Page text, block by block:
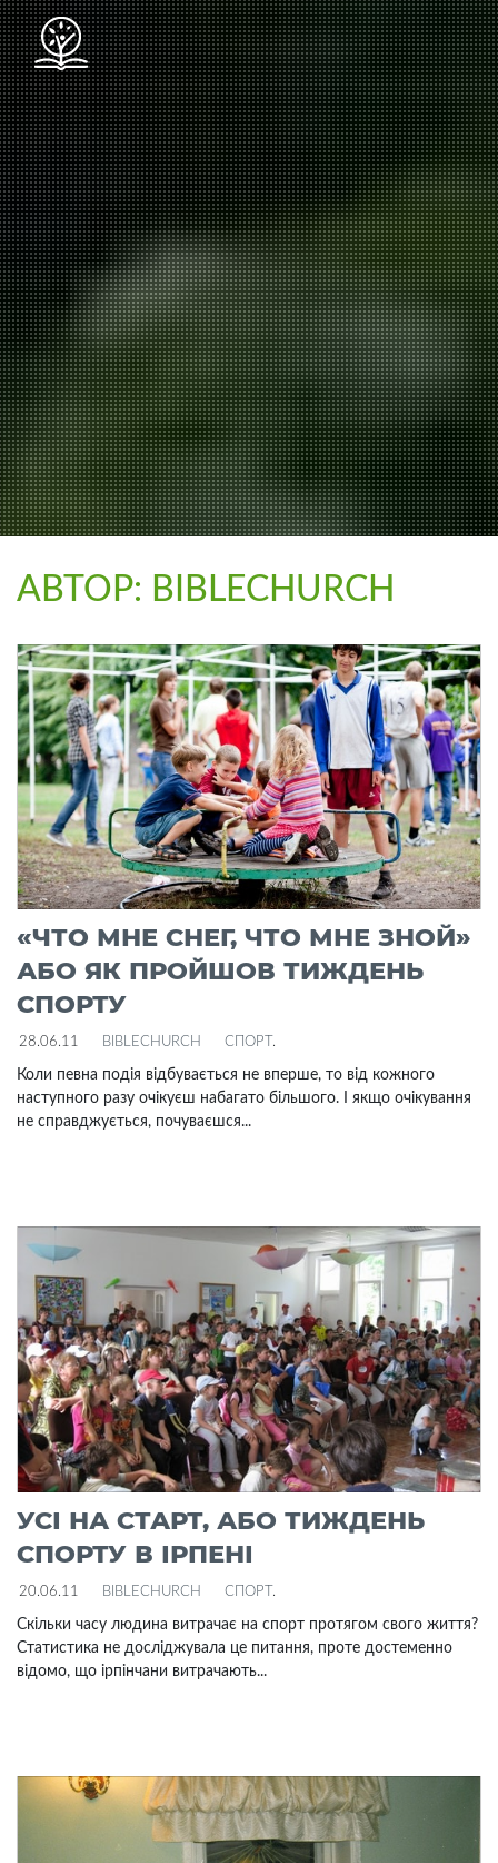
АВТОР: BIBLECHURCH
«ЧТО МНЕ СНЕГ, ЧТО МНЕ ЗНОЙ»
АБО ЯК ПРОЙШОВ ТИЖДЕНЬ
СПОРТУ
28.06.11 BIBLECHURCH СПОРТ .
Коли певна подія відбувається не вперше, то від кожного
наступного разу очікуєш набагато більшого. І якщо очікування
не справджується, почуваєшся...
УСІ НА СТАРТ, АБО ТИЖДЕНЬ
СПОРТУ В ІРПЕНІ
20.06.11 BIBLECHURCH СПОРТ .
Скільки часу людина витрачає на спорт протягом свого життя?
Статистика не досліджувала це питання, проте достеменно
відомо, що ірпінчани витрачають...